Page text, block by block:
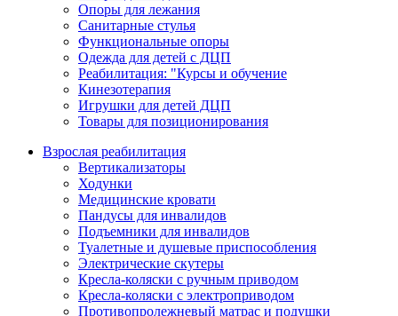
Опоры для лежания
Санитарные стулья
Функциональные опоры
Одежда для детей с ДЦП
Реабилитация: "Курсы и обучение
Кинезотерапия
Игрушки для детей ДЦП
Товары для позиционирования
Взрослая реабилитация
Вертикализаторы
Ходунки
Медицинские кровати
Пандусы для инвалидов
Подъемники для инвалидов
Туалетные и душевые приспособления
Электрические скутеры
Кресла-коляски с ручным приводом
Кресла-коляски с электроприводом
Противопролежневый матрас и подушки